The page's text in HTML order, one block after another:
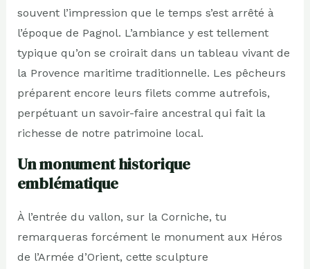
souvent l’impression que le temps s’est arrêté à
l’époque de Pagnol. L’ambiance y est tellement
typique qu’on se croirait dans un tableau vivant de
la Provence maritime traditionnelle. Les pêcheurs
préparent encore leurs filets comme autrefois,
perpétuant un savoir-faire ancestral qui fait la
richesse de notre patrimoine local.
Un monument historique
emblématique
À l’entrée du vallon, sur la Corniche, tu
remarqueras forcément le monument aux Héros
de l’Armée d’Orient, cette sculpture